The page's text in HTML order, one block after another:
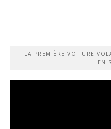
LA PREMIÈRE VOITURE
EN